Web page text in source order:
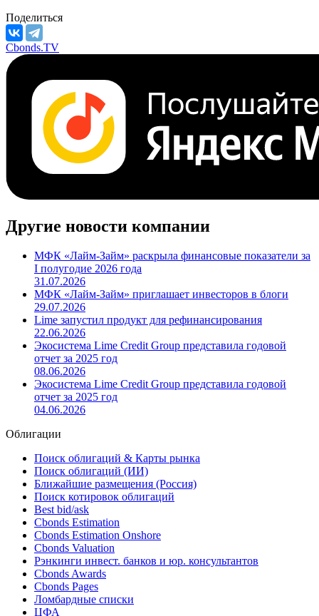
Поделиться
Cbonds.TV
Другие новости компании
МФК «Лайм-Займ» раскрыла финансовые показатели за
I полугодие 2026 года
31.07.2026
МФК «Лайм-Займ» приглашает инвесторов в блоги
29.07.2026
Lime запустил продукт для рефинансирования
22.06.2026
Экосистема Lime Credit Group представила годовой
отчет за 2025 год
08.06.2026
Экосистема Lime Credit Group представила годовой
отчет за 2025 год
04.06.2026
Облигации
Поиск облигаций & Карты рынка
Поиск облигаций (ИИ)
Ближайшие размещения (Россия)
Поиск котировок облигаций
Best bid/ask
Cbonds Estimation
Cbonds Estimation Onshore
Cbonds Valuation
Рэнкинги инвест. банков и юр. консультантов
Cbonds Awards
Cbonds Pages
Ломбардные списки
ЦФА